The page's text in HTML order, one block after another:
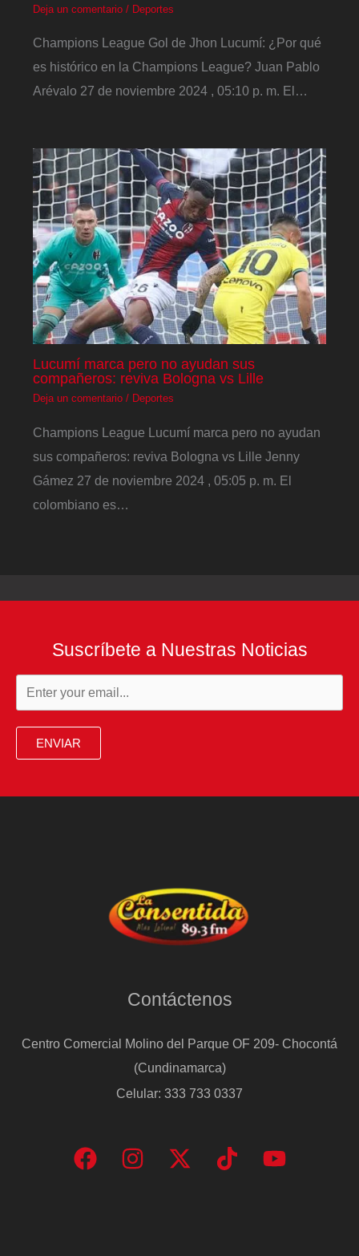
Deja un comentario / Deportes
Champions League Gol de Jhon Lucumí: ¿Por qué
es histórico en la Champions League? Juan Pablo
Arévalo 27 de noviembre 2024 , 05:10 p. m. El…
Lucumí marca pero no ayudan sus
compañeros: reviva Bologna vs Lille
Deja un comentario / Deportes
Champions League Lucumí marca pero no ayudan
sus compañeros: reviva Bologna vs Lille Jenny
Gámez 27 de noviembre 2024 , 05:05 p. m. El
colombiano es…
Suscríbete a Nuestras Noticias
ENVIAR
Contáctenos
Centro Comercial Molino del Parque OF 209- Chocontá
(Cundinamarca)
Celular: 333 733 0337